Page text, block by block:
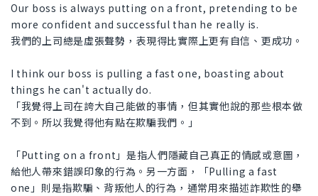
Our boss is always putting on a front, pretending to be
more confident and successful than he really is.
我們的上司總是虛張聲勢，表現得比實際上更有自信、更成功。
I think our boss is pulling a fast one, boasting about
things he can't actually do.
「我覺得上司在誇大自己能做的事情，但其實他說的那些根本做
不到。所以我覺得他有點在欺騙我們。」
「Putting on a front」是指人們隱藏自己真正的情感或意圖，
給他人帶來錯誤印象的行為。另一方面，「Pulling a fast
one」則是指欺騙、背叛他人的行為，通常用來描述詐欺性的舉